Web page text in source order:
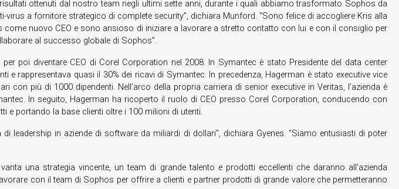
ottenuti dal nostro team negli ultimi sette anni, durante i quali abbiamo trasformato Sophos da
virus a fornitore strategico di complete security”, dichiara Munford. “Sono felice di accogliere Kris alla
come nuovo CEO e sono ansioso di iniziare a lavorare a stretto contatto con lui e con il consiglio per
al successo globale di Sophos”.
poi diventare CEO di Corel Corporation nel 2008. In Symantec è stato Presidente del data center
rappresentava quasi il 30% dei ricavi di Symantec. In precedenza, Hagerman è stato executive vice
più di 1000 dipendenti. Nell’arco della propria carriera di senior executive in Veritas, l’azienda è
In seguito, Hagerman ha ricoperto il ruolo di CEO presso Corel Corporation, conducendo con
e portando la base clienti oltre i 100 milioni di utenti.
leadership in aziende di software da miliardi di dollari”, dichiara Gyenes. “Siamo entusiasti di poter
una strategia vincente, un team di grande talento e prodotti eccellenti che daranno all’azienda
con il team di Sophos per offrire a clienti e partner prodotti di grande valore che permetteranno